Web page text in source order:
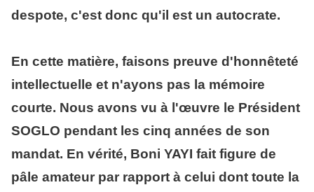
despote, c'est donc qu'il est un autocrate.
En cette matière, faisons preuve d'honnêteté
intellectuelle et n'ayons pas la mémoire
courte. Nous avons vu à l'œuvre le Président
SOGLO pendant les cinq années de son
mandat. En vérité, Boni YAYI fait figure de
pâle amateur par rapport à celui dont toute la